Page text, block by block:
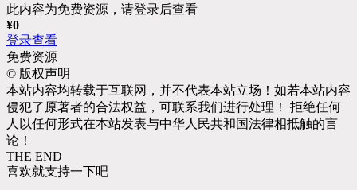
此内容为免费资源，请登录后查看
¥0
登录查看
免费资源
© 版权声明
本站内容均转载于互联网，并不代表本站立场！如若本站内容
侵犯了原著者的合法权益，可联系我们进行处理！ 拒绝任何
人以任何形式在本站发表与中华人民共和国法律相抵触的言
论！
THE END
喜欢就支持一下吧